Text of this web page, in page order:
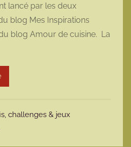
lancé par les deux
blog Mes Inspirations
blog Amour de cuisine. La
challenges & jeux